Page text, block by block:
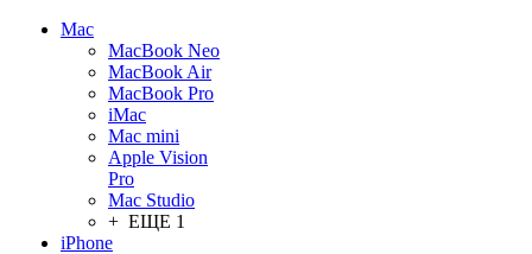
Mac
MacBook Neo
MacBook Air
MacBook Pro
iMac
Mac mini
Apple Vision
Pro
Mac Studio
+ ЕЩЕ 1
iPhone